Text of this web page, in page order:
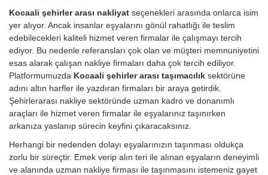
Kocaali şehirler arası nakliyat seçenekleri arasında onlarca isim
yer alıyor. Ancak insanlar eşyalarını gönül rahatlığı ile teslim
edebilecekleri kaliteli hizmet veren firmalar ile çalışmayı tercih
ediyor. Bu nedenle referansları çok olan ve müşteri memnuniyetini
esas alarak çalışan nakliye firmaları daha çok tercih ediliyor.
Platformumuzda Kocaali şehirler arası taşımacılık sektörüne
adını altın harfler ile yazdıran firmaları bir araya getirdik.
Şehirlerarası nakliye sektöründe uzman kadro ve donanımlı
araçları ile hizmet veren firmalar ile eşyalarınız taşınırken
arkanıza yaslanıp sürecin keyfini çıkaracaksınız.
Herhangi bir nedenden dolayı eşyalarınızın taşınması oldukça
zorlu bir süreçtir. Emek verip alın teri ile alınan eşyaların deneyimli
ve alanında uzman nakliye firması ile taşınmasını istemeniz gayet